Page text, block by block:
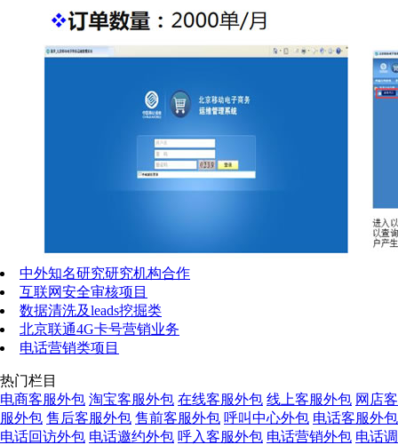
中外知名研究研究机构合作
互联网安全审核项目
数据清洗及leads挖掘类
北京联通4G卡号营销业务
电话营销类项目
热门栏目
电商客服外包 淘宝客服外包 在线客服外包 线上客服外包 网店客
服外包 售后客服外包 售前客服外包 呼叫中心外包 电话客服外包
电话回访外包 电话邀约外包 呼入客服外包 电话营销外包 电话调